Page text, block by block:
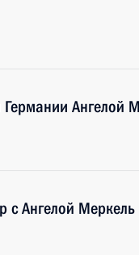
Германии Ангелой
с Ангелой